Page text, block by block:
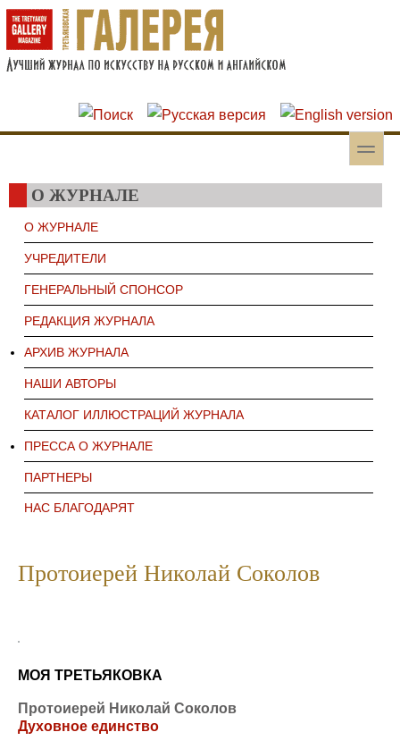
Перейти к основному содержанию
Skip to search
toggle
О ЖУРНАЛЕ
О ЖУРНАЛЕ
УЧРЕДИТЕЛИ
ГЕНЕРАЛЬНЫЙ СПОНСОР
РЕДАКЦИЯ ЖУРНАЛА
АРХИВ ЖУРНАЛА
НАШИ АВТОРЫ
КАТАЛОГ ИЛЛЮСТРАЦИЙ ЖУРНАЛА
ПРЕССА О ЖУРНАЛЕ
ПАРТНЕРЫ
НАС БЛАГОДАРЯТ
Протоиерей Николай Соколов
МОЯ ТРЕТЬЯКОВКА
Протоиерей Николай Соколов
Духовное единство